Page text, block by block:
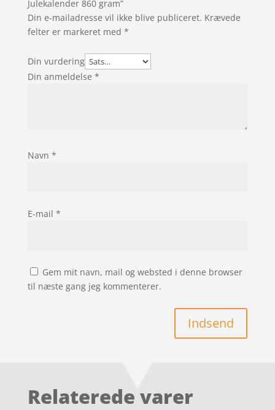
Julekalender 860 gram”
Din e-mailadresse vil ikke blive publiceret. Krævede
felter er markeret med *
Din vurdering
Din anmeldelse *
Navn *
E-mail *
Gem mit navn, mail og websted i denne browser
til næste gang jeg kommenterer.
Indsend
Relaterede varer